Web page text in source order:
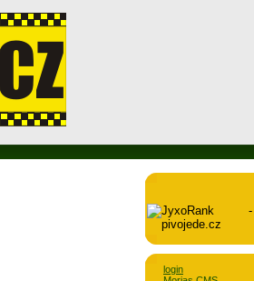
login